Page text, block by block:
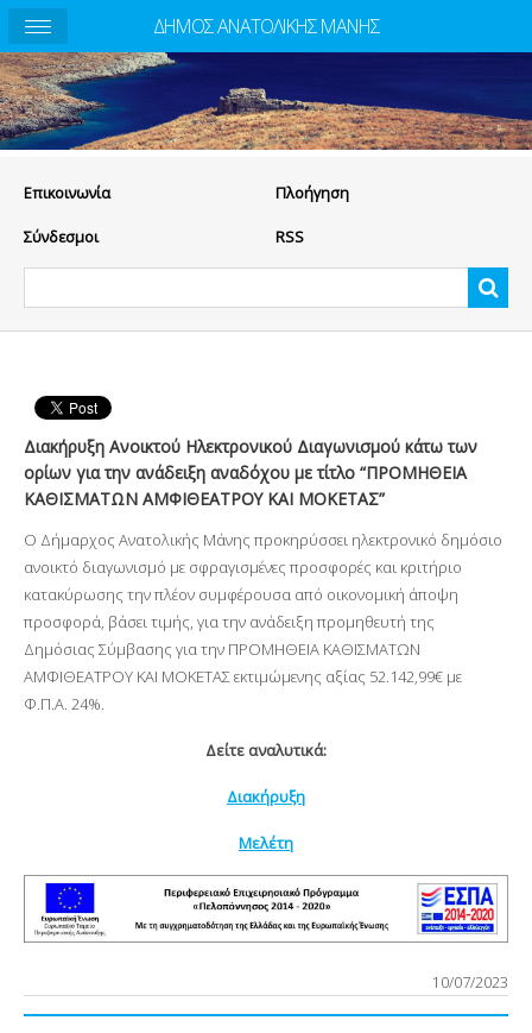
Eπικοινωνία Πλοήγηση
Σύνδεσμοι RSS
Διακήρυξη Ανοικτού Ηλεκτρονικού Διαγωνισμού κάτω των
ορίων για την ανάδειξη αναδόχου με τίτλο “ΠΡΟΜΗΘΕΙΑ
ΚΑΘΙΣΜΑΤΩΝ ΑΜΦΙΘΕΑΤΡΟΥ ΚΑΙ ΜΟΚΕΤΑΣ”
Ο Δήμαρχος Ανατολικής Μάνης προκηρύσσει ηλεκτρονικό δημόσιο
ανοικτό διαγωνισμό με σφραγισμένες προσφορές και κριτήριο
κατακύρωσης την πλέον συμφέρουσα από οικονομική άποψη
προσφορά, βάσει τιμής, για την ανάδειξη προμηθευτή της
Δημόσιας Σύμβασης για την ΠΡΟΜΗΘΕΙΑ ΚΑΘΙΣΜΑΤΩΝ
ΑΜΦΙΘΕΑΤΡΟΥ ΚΑΙ ΜΟΚΕΤΑΣ εκτιμώμενης αξίας 52.142,99€ με
Φ.Π.Α. 24%.
Δείτε αναλυτικά:
Διακήρυξη
Μελέτη
10/07/2023
ΔΗΜΟΣ ΑΝΑΤΟΛΙΚΗΣ ΜΑΝΗΣ